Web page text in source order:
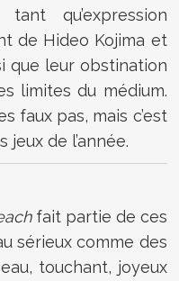
qu’expression
de Hideo Kojima et
que leur obstination
limites du médium.
faux pas, mais c’est
jeux de l’année.
fait partie de ces
sérieux comme des
touchant, joyeux